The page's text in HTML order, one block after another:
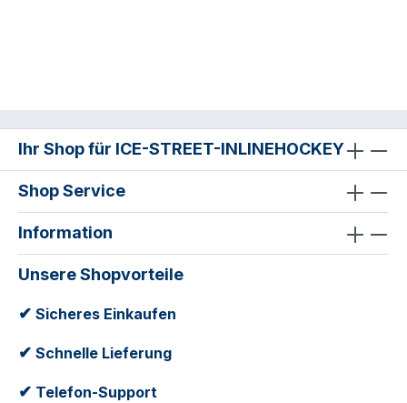
Ihr Shop für ICE-STREET-INLINEHOCKEY
Shop Service
Information
Unsere Shopvorteile
✔ Sicheres Einkaufen
✔ Schnelle Lieferung
✔ Telefon-Support